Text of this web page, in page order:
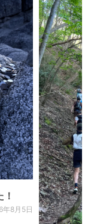
年8月5日